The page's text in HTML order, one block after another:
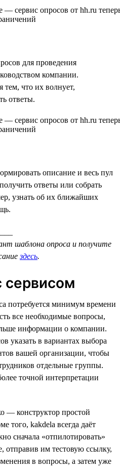
для проведения
компании.
тем, что их волнует,
ответы.
описание и весь пул
ответы или собрать
узнать об их ближайших
шаблона опроса и получите
здесь.
сервисом
потребуется минимум времени
все необходимые вопросы,
информации о компании.
указать в вариантах выбора
вашей организации, чтобы
отдельные группы.
точной интерпретации
— конструктор простой
того, kakdela всегда даёт
сначала «отпилотировать»
отправив им тестовую ссылку,
в вопросы, а затем уже